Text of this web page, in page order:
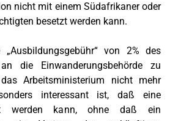
nicht mit einem Südafrikaner oder
besetzt werden kann.
von 2% des
die Einwanderungsbehörde zu
Arbeitsministerium nicht mehr
interessant ist, daß eine
werden kann, ohne daß ein